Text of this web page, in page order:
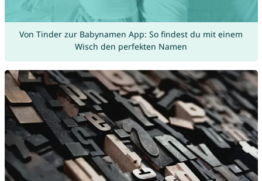
Von Tinder zur Babynamen App: So findest du mit einem
Wisch den perfekten Namen